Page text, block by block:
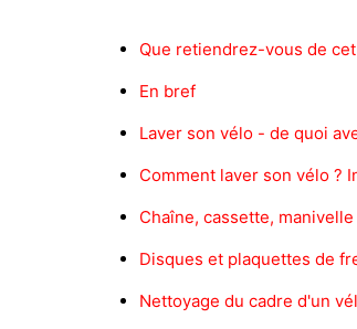
Que retiendrez-vous de
En bref
Laver son vélo - de quoi
Comment laver son vélo ?
Chaîne, cassette, manivelle
Disques et plaquettes de
Nettoyage du cadre d'un